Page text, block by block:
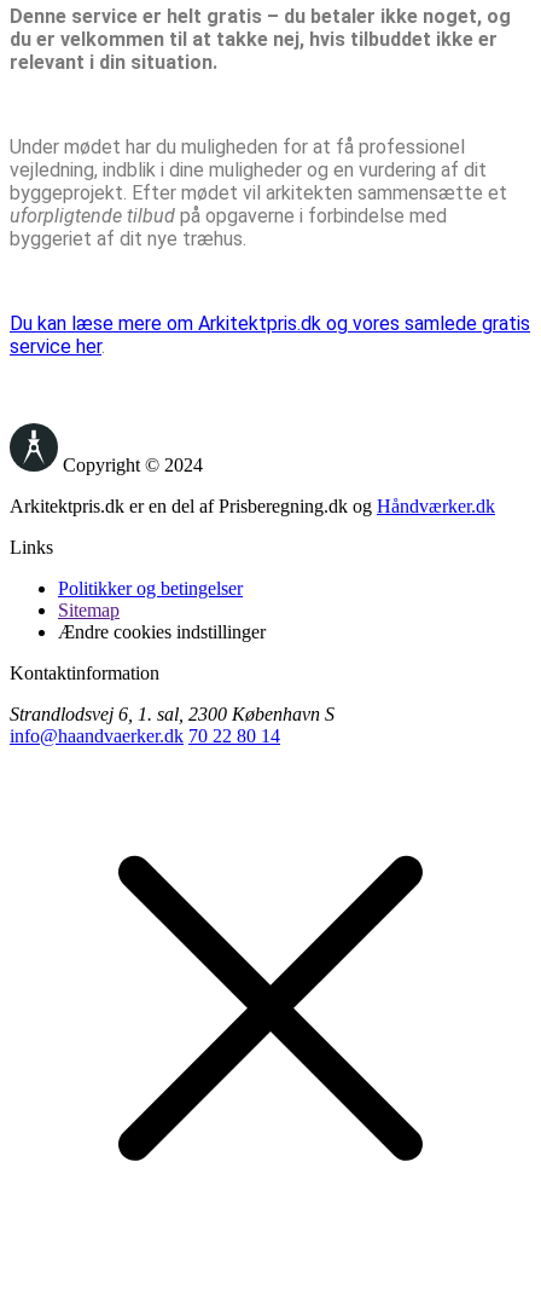
Denne service er helt gratis – du betaler ikke noget, og
du er velkommen til at takke nej, hvis tilbuddet ikke er
relevant i din situation.
Under mødet har du muligheden for at få professionel
vejledning, indblik i dine muligheder og en vurdering af dit
byggeprojekt. Efter mødet vil arkitekten sammensætte et
uforpligtende tilbud på opgaverne i forbindelse med
byggeriet af dit nye træhus.
Du kan læse mere om Arkitektpris.dk og vores samlede gratis
service her.
Copyright © 2024
Arkitektpris.dk er en del af Prisberegning.dk og Håndværker.dk
Links
Politikker og betingelser
Sitemap
Ændre cookies indstillinger
Kontaktinformation
Strandlodsvej 6, 1. sal, 2300 København S
info@haandvaerker.dk 70 22 80 14